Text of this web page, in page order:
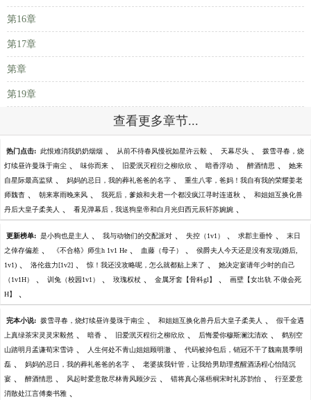
第16章
第17章
第章
第19章
查看更多章节...
热门点击: 此恨难消我奶奶烟烟 、 从前不待春风慢祝如星许云毅 、 天幕尽头 、 拨雪寻春，烧
灯续昼许曼珠于南尘 、 味你而来 、 旧爱泯灭程衍之柳欣欣 、 暗香浮动 、 醉酒情思 、 她来
自星际最高监狱 、 妈妈的忌日，我的葬礼爸爸的名字 、 重生八零，爸妈！我自有我的荣耀姜老
师魏杳 、 朝来寒雨晚来风 、 我死后，爹娘和夫君一个都没疯江寻时连道秋 、 和姐姐互换化兽
丹后大皇子柔美人 、 看见弹幕后，我送狗皇帝和白月光归西元辰轩苏婉婉 、
更新榜单: 是小狗也是主人 、 我与动物们的交配派对 、 失控（1v1） 、 求郡主垂怜 、 末日
之倖存偏差 、 《不合格》师生h 1v1 He 、 血藤（母子） 、 侯爵夫人今天还是没有发现(婚后,
1v1) 、 洛伦兹力[1v2] 、 惊！我还没攻略呢，怎么就都贴上来了 、 她决定宴请年少时的自己
（1v1H） 、 训兔（校园1v1） 、 玫瑰权杖 、 金属牙套【骨科gl】 、 画壁【女出轨 不做会死
H】 、
完本小说: 拨雪寻春，烧灯续昼许曼珠于南尘 、 和姐姐互换化兽丹后大皇子柔美人 、 假千金遇
上真绿茶宋灵灵宋毅然 、 暗香 、 旧爱泯灭程衍之柳欣欣 、 后悔爱你穆斯澜沈清欢 、 鹤别空
山踏明月孟谦荀宋雪诗 、 人生何处不青山姐姐顾明澈 、 代码被掉包后，销冠不干了魏南晨季明
磊 、 妈妈的忌日，我的葬礼爸爸的名字 、 老婆拔我针管，让我给男助理煮醒酒汤程心怡陆沉
宴 、 醉酒情思 、 风起时爱意散尽林青风顾汐云 、 错将真心落梧桐宋时礼苏韵怡 、 行至爱意
消散处江言傅秦书雅 、